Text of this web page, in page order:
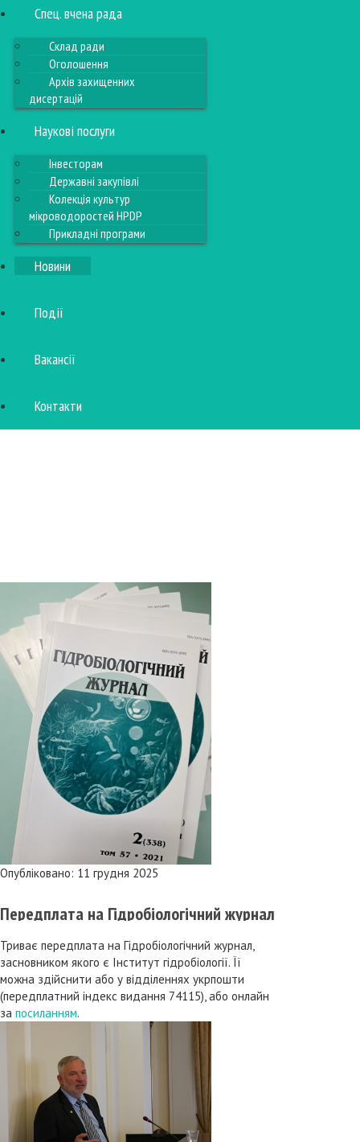
Спец. вчена рада
Склад ради
Оголошення
Архів захищенних
дисертацій
Наукові послуги
Інвесторам
Державні закупівлі
Колекція культур
мікроводоростей HPDP
Прикладні програми
Новини
Події
Вакансії
Контакти
Опубліковано: 11 грудня 2025
Передплата на Гідробіологічний журнал
Триває передплата на Гідробіологічний журнал,
засновником якого є Інститут гідробіології. Її
можна здійснити або у відділеннях укрпошти
(передплатний індекс видання 74115), або онлайн
за посиланням.